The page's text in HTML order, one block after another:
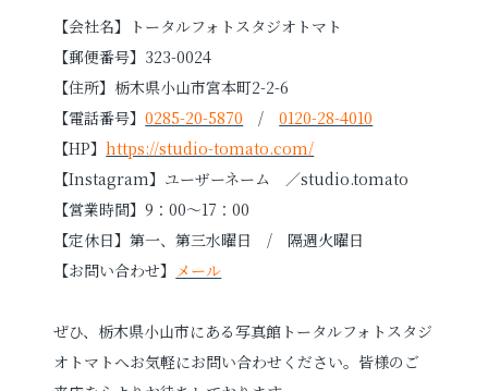
【会社名】トータルフォトスタジオトマト
【郵便番号】323-0024
【住所】栃木県小山市宮本町2-2-6
【電話番号】0285-20-5870 /0120-28-4010
【HP】https://studio-tomato.com/
【Instagram】ユーザーネーム ／studio.tomato
【営業時間】9：00～17：00
【定休日】第一、第三水曜日 / 隔週火曜日
【お問い合わせ】 メール
ぜひ、栃木県小山市にある写真館トータルフォトスタジ
オトマトへお気軽にお問い合わせください。皆様のご